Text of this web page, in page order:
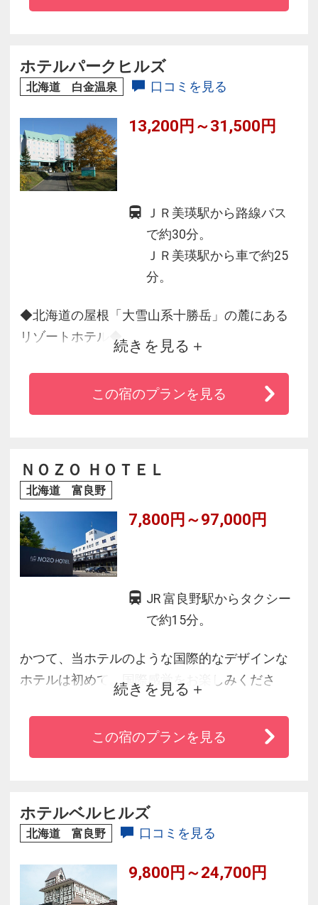
ホテルパークヒルズ
北海道 白金温泉 口コミを見る
13,200円～31,500円
ＪＲ美瑛駅から路線バス
で約30分。
ＪＲ美瑛駅から車で約25
分。
◆北海道の屋根「大雪山系十勝岳」の麓にある
リゾートホテル◆
◆丘のまち美瑛まで車で約20分。北海道らしい
自然の風景を望めます。
◆十勝岳・美瑛岳など登山基地としても知られ
ています。
続きを見る
この宿のプランを見る
ＮＯＺＯ ＨＯＴＥＬ
北海道 富良野
7,800円～97,000円
JR 富良野駅からタクシー
で約15分。
かつて、当ホテルのような国際的なデザインな
ホテルは初めて。国際感覚をお楽しみくださ
続きを見る
この宿のプランを見る
ホテルベルヒルズ
北海道 富良野 口コミを見る
9,800円～24,700円